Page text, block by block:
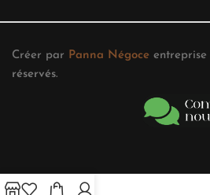
Créer par Panna Négoce entreprise
réservés.